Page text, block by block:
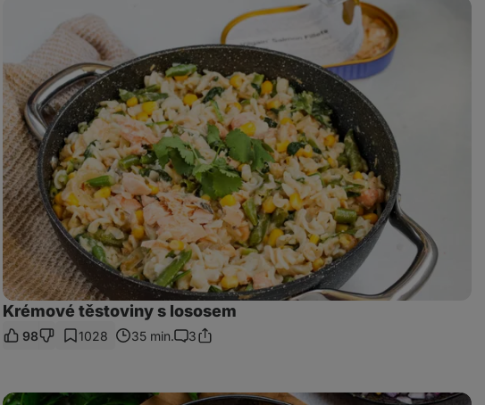
Krémové těstoviny s lososem
98 1028 35 min.
Komentáře
3Sdílet
Tacos